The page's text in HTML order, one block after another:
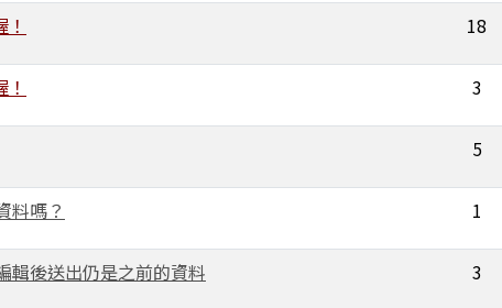
18
3
5
料嗎？
1
輯後送出仍是之前的資料
3